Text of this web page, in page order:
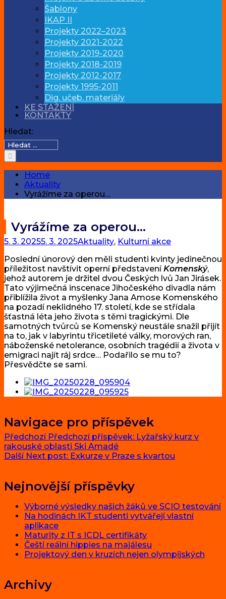
Šablony
IKAP II
Projekty 2022–2023
Projekty 2021-2022
Projekty 2019-2020
Projekty 2018-2019
Projekty 2012-2017
Projekty 1995-2011
Dig. učeb. materiály
KE STAŽENÍ
KONTAKTY
Hledat:
Home
Aktuality
Vyrážíme za operou…
Vyrážíme za operou…
5. 3. 20255. 3. 2025Aktuality, Kulturní akce
Poslední únorový den měli studenti kvinty jedinečnou
příležitost navštívit operní představení Komenský,
jehož autorem je držitel dvou Českých lvů Jan Jirásek.
Tato výjimečná inscenace Jihočeského divadla nám
přiblížila život a myšlenky Jana Amose Komenského
na pozadí neklidného 17. století, kde se střídala
šťastná léta jeho života s těmi tragickými. Dle
samotných tvůrců se Komenský neustále snažil přijít
na to, jak v labyrintu třicetileté války, morových ran,
náboženské netolerance, osobních tragédií a života v
emigraci najít ráj srdce… Podařilo se mu to?
Přesvědčte se sami.
Navigace pro příspěvek
Předchozí Předchozí příspěvek: Lyžařský kurz v
rakouské oblasti Ski Amadé
Další Next post: Exkurze v Praze s kvartou
Nejnovější příspěvky
Výborné výsledky našich žáků ve SCIO testování
Na hodinách IKT studenti vytvářejí vlastní
aplikace
Maturity z IT s ICDL certifikáty
Čeští reální hippies na majálesu
Projektový den v kruzích nejen olympijských
Archivy